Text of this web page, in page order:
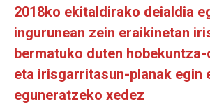
2018ko ekitaldirako deialdia
ingurunean zein eraikinetan
bermatuko duten
eta irisgarritasun-planak egin
eguneratzeko xedez